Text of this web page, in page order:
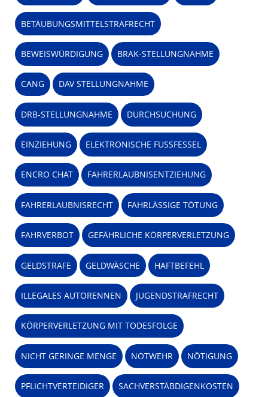
BETÄUBUNGSMITTELSTRAFRECHT
BEWEISWÜRDIGUNG BRAK-STELLUNGNAHME
CANG DAV STELLUNGNAHME
DRB-STELLUNGNAHME DURCHSUCHUNG
EINZIEHUNG ELEKTRONISCHE FUSSFESSEL
ENCRO CHAT FAHRERLAUBNISENTZIEHUNG
FAHRERLAUBNISRECHT FAHRLÄSSIGE TÖTUNG
FAHRVERBOT GEFÄHRLICHE KÖRPERVERLETZUNG
GELDSTRAFE GELDWÄSCHE HAFTBEFEHL
ILLEGALES AUTORENNEN JUGENDSTRAFRECHT
KÖRPERVERLETZUNG MIT TODESFOLGE
NICHT GERINGE MENGE NOTWEHR NÖTIGUNG
PFLICHTVERTEIDIGER SACHVERSTÄBDIGENKOSTEN